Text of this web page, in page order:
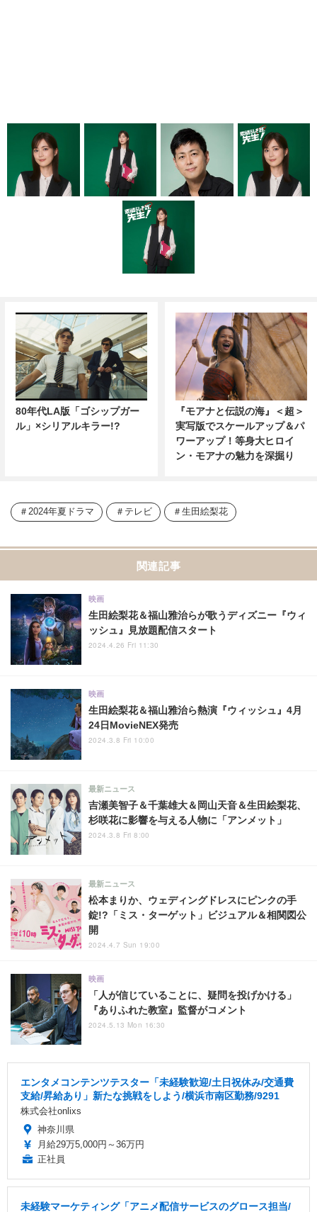
80年代LA版「ゴシップガー
ル」×シリアルキラー!?
『モアナと伝説の海』＜超＞
実写版でスケールアップ＆パ
ワーアップ！等身大ヒロイ
ン・モアナの魅力を深掘り
2024年夏ドラマ テレビ 生田絵梨花
関連記事
生田絵梨花＆福山雅治らが歌うディズニー『ウィ
ッシュ』見放題配信スタート
映画
2024.4.26 Fri 11:30
生田絵梨花＆福山雅治ら熱演『ウィッシュ』4月
24日MovieNEX発売
映画
2024.3.8 Fri 10:00
吉瀬美智子＆千葉雄大＆岡山天音＆生田絵梨花、
杉咲花に影響を与える人物に「アンメット」
最新ニュース
2024.3.8 Fri 8:00
松本まりか、ウェディングドレスにピンクの手
錠!?「ミス・ターゲット」ビジュアル＆相関図公
開
最新ニュース
2024.4.7 Sun 19:00
「人が信じていることに、疑問を投げかける」
『ありふれた教室』監督がコメント
映画
2024.5.13 Mon 16:30
エンタメコンテンツテスター「未経験歓迎/土日祝休み/交通費
支給/昇給あり」新たな挑戦をしよう/横浜市南区勤務/9291
株式会社onlixs
神奈川県
月給29万5,000円～36万円
正社員
未経験マーケティング「アニメ配信サービスのグロース担当/